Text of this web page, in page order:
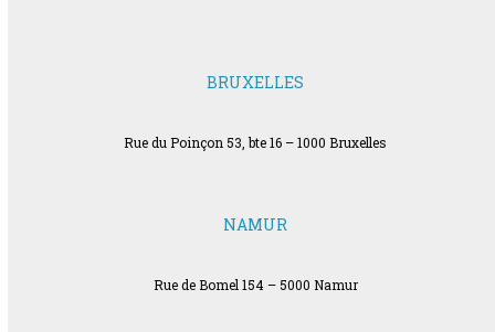
BRUXELLES
Rue du Poinçon 53, bte 16 – 1000 Bruxelles
NAMUR
Rue de Bomel 154 – 5000 Namur